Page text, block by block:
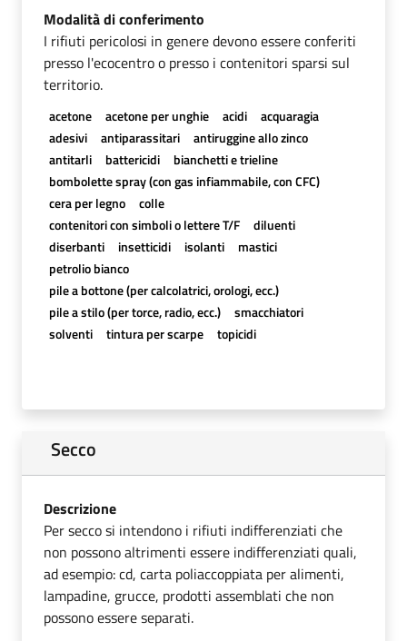
Modalità di conferimento
I rifiuti pericolosi in genere devono essere conferiti
presso l'ecocentro o presso i contenitori sparsi sul
territorio.
acetone acetone per unghie acidi
acquaragia
adesivi
antiparassitari
antiruggine allo zinco
antitarli
battericidi
bianchetti e trieline
bombolette spray (con gas infiammabile, con CFC)
cera per legno
colle
contenitori con simboli o lettere T/F
diluenti
diserbanti
insetticidi isolanti
mastici
petrolio bianco
pile a bottone (per calcolatrici, orologi, ecc.)
pile a stilo (per torce, radio, ecc.)
smacchiatori
solventi
tintura per scarpe topicidi
Secco
Descrizione
Per secco si intendono i rifiuti indifferenziati che
non possono altrimenti essere indifferenziati quali,
ad esempio: cd, carta poliaccoppiata per alimenti,
lampadine, grucce, prodotti assemblati che non
possono essere separati.